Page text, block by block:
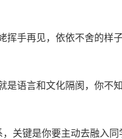
手再见，依依不舍的样
语言和文化隔阂，你不
关键是你要主动去融入同